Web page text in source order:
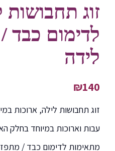
זוג תחבושות
לדימום כבד
לידה
₪140
זוג תחבושות לילה, ארוכות במיוחד –
עבות וארוכות במיוחד בחלק
מתאימות לדימום כבד /